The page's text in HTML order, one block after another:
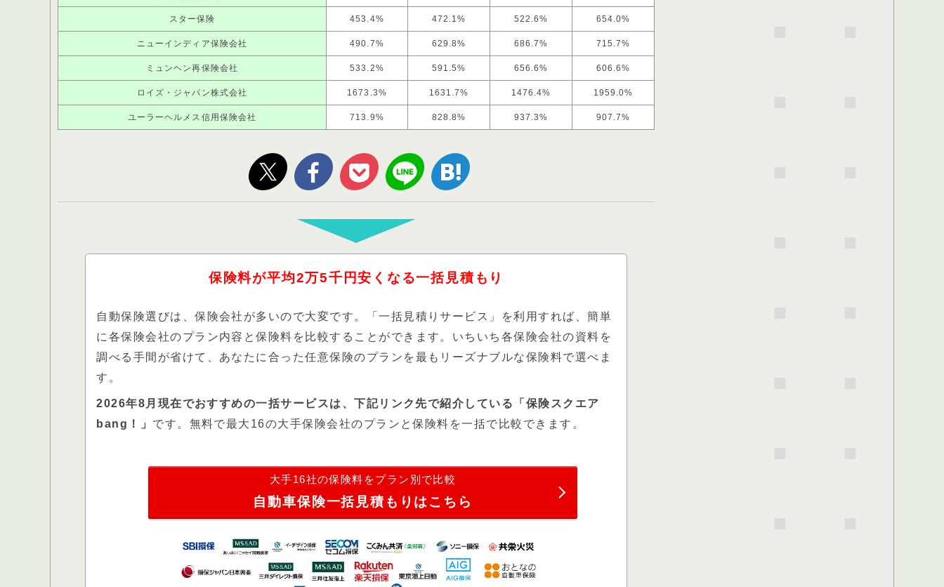
スター保険 453.4% 472.1% 522.6% 654.0%
ニューインディア保険会社 490.7% 629.8% 686.7% 715.7%
ミュンヘン再保険会社 533.2% 591.5% 656.6% 606.6%
ロイズ・ジャパン株式会社 1673.3% 1631.7% 1476.4% 1959.0%
ユーラーヘルメス信用保険会社 713.9% 828.8% 937.3% 907.7%
保険料が平均2万5千円安くなる一括見積もり
自動保険選びは、保険会社が多いので大変です。「一括見積りサービス」を利用すれば、簡単
に各保険会社のプラン内容と保険料を比較することができます。いちいち各保険会社の資料を
調べる手間が省けて、あなたに合った任意保険のプランを最もリーズナブルな保険料で選べま
す。
2026年8月現在でおすすめの一括サービスは、下記リンク先で紹介している「保険スクエア
bang！」 です。無料で最大16の大手保険会社のプランと保険料を一括で比較できます。
大手16社の保険料をプラン別で比較
自動車保険一括見積もりはこちら